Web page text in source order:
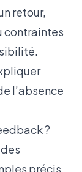
retour,
contraintes
l’absence
?
précis